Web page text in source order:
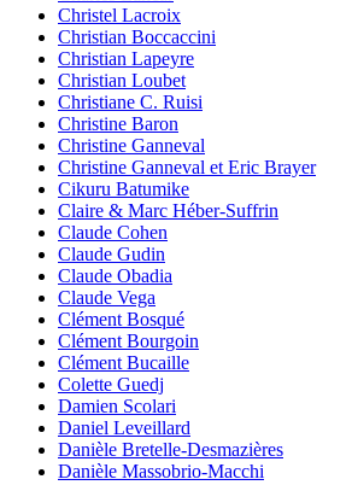
Christel Lacroix
Christian Boccaccini
Christian Lapeyre
Christian Loubet
Christiane C. Ruisi
Christine Baron
Christine Ganneval
Christine Ganneval et Eric Brayer
Cikuru Batumike
Claire & Marc Héber-Suffrin
Claude Cohen
Claude Gudin
Claude Obadia
Claude Vega
Clément Bosqué
Clément Bourgoin
Clément Bucaille
Colette Guedj
Damien Scolari
Daniel Leveillard
Danièle Bretelle-Desmazières
Danièle Massobrio-Macchi